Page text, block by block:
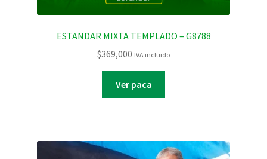
ESTANDAR MIXTA TEMPLADO – G8788
$369,000 IVA incluido
Ver paca